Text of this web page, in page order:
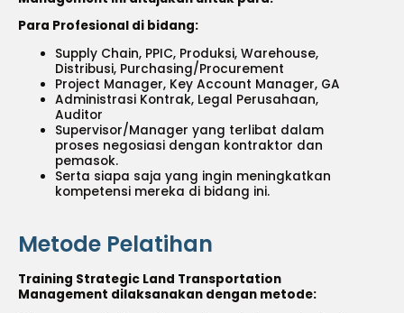
Para Profesional di bidang:
Supply Chain, PPIC, Produksi, Warehouse,
Distribusi, Purchasing/Procurement
Project Manager, Key Account Manager, GA
Administrasi Kontrak, Legal Perusahaan,
Auditor
Supervisor/Manager yang terlibat dalam
proses negosiasi dengan kontraktor dan
pemasok.
Serta siapa saja yang ingin meningkatkan
kompetensi mereka di bidang ini.
Metode Pelatihan
Training Strategic Land Transportation
Management dilaksanakan dengan metode: